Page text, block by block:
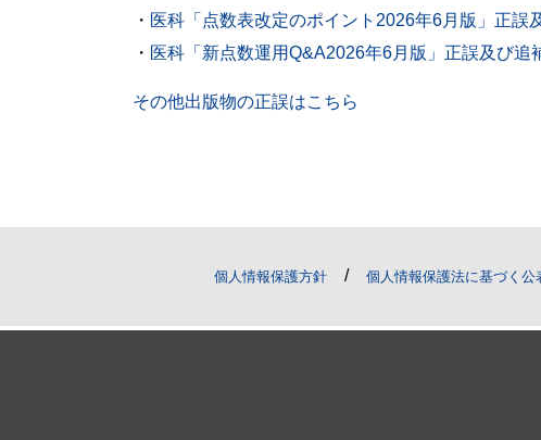
・ 医科「点数表改定のポイント2026年6月版」正誤
・ 医科「新点数運用Q&A2026年6月版」正誤及び追
その他出版物の正誤はこちら
個人情報保護方針 / 個人情報保護法に基づく公